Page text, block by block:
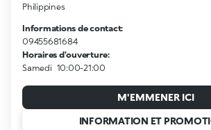
Philippines
Informations de contact:
09455681684
Horaires d'ouverture:
Samedi 10:00-21:00
M'EMMENER ICI
INFORMATION ET